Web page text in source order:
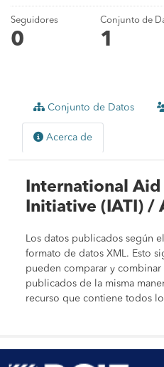
Seguidores
0
Conjunto de
1
Conjunto de Datos
Acerca de
International Aid
Initiative (IATI) /
Los datos publicados según
formato de datos XML. Esto
pueden comparar y
publicados de la misma
recurso que contiene todos